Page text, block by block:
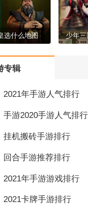
选什么地图 少年
专辑
2021年手游人气排行
手游2020手游人气排行
挂机搬砖手游排行
回合手游推荐排行
2021年手游游戏排行
2021卡牌手游排行